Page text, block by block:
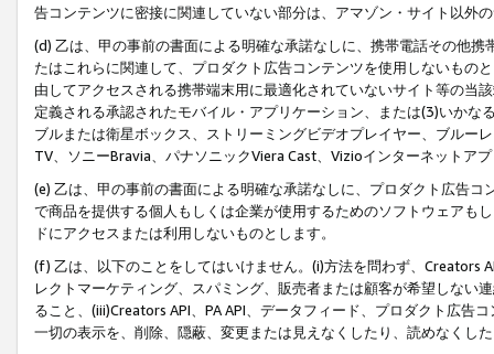
告コンテンツに密接に関連していない部分は、アマゾン・サイト以外
(d) 乙は、甲の事前の書面による明確な承諾なしに、携帯電話その他
たはこれらに関連して、プロダクト広告コンテンツを使用しないもの
由してアクセスされる携帯端末用に最適化されていないサイト等の当
定義される承認されたモバイル・アプリケーション、または(3)いか
ブルまたは衛星ボックス、ストリーミングビデオプレイヤー、ブルー
TV、ソニーBravia、パナソニックViera Cast、Vizioインターネットア
(e) 乙は、甲の事前の書面による明確な承諾なしに、プロダクト広告
で商品を提供する個人もしくは企業が使用するためのソフトウェアも
ドにアクセスまたは利用しないものとします。
(f) 乙は、以下のことをしてはいけません。(i)方法を問わず、Creators
レクトマーケティング、スパミング、販売者または顧客が希望しない
ること、(iii)Creators API、PA API、データフィード、プロダクト広告
一切の表示を、削除、隠蔽、変更または見えなくしたり、読めなくし